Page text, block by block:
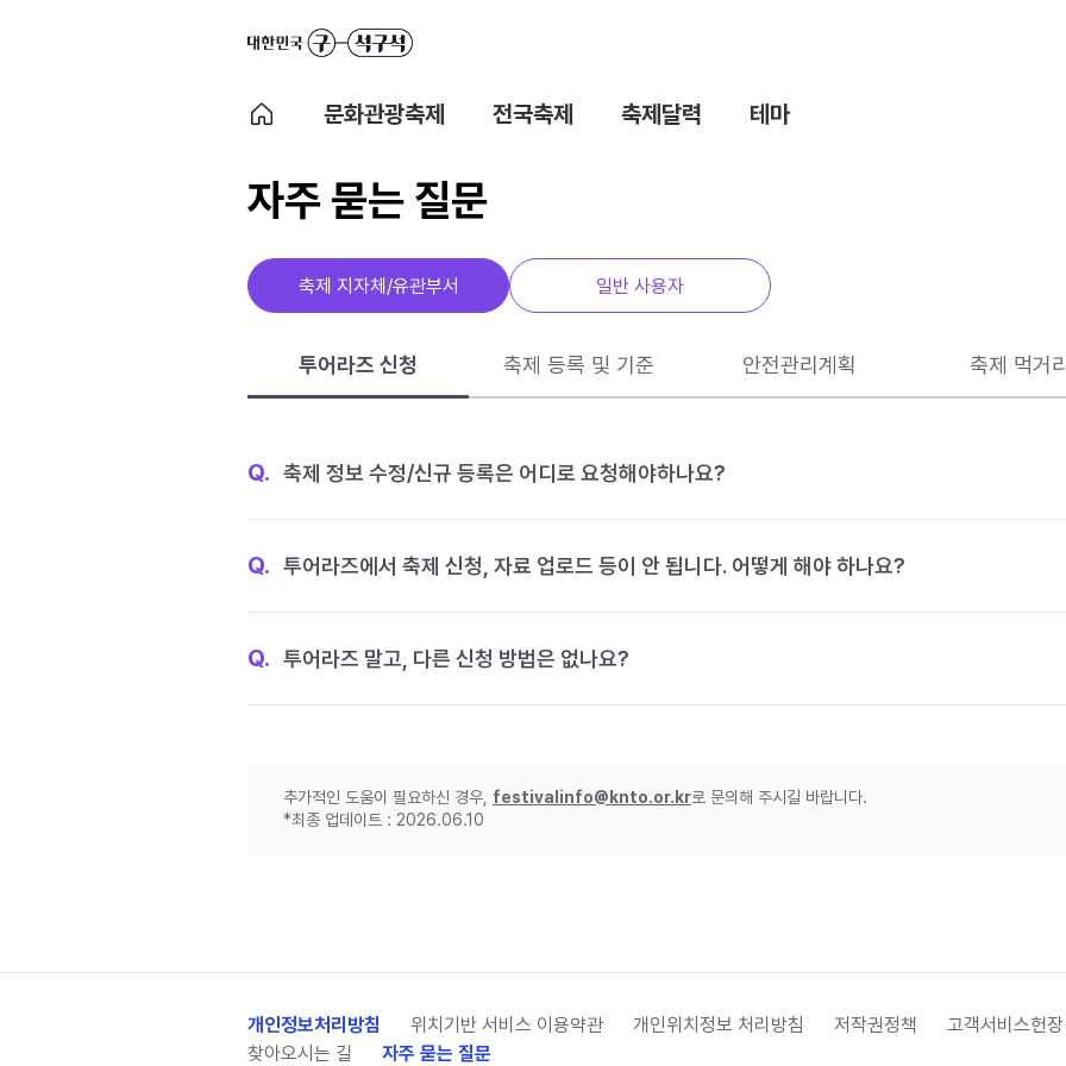
문화관광축제 전국축제 축제달력 테마
자주 묻는 질문
축제 지자체/유관부서 일반 사용자
투어라즈 신청 축제 등록 및 기준 안전관리계획 축제 먹거리
Q. 축제 정보 수정/신규 등록은 어디로 요청해야하나요?
Q. 투어라즈에서 축제 신청, 자료 업로드 등이 안 됩니다. 어떻게 해야 하나요?
Q. 투어라즈 말고, 다른 신청 방법은 없나요?
추가적인 도움이 필요하신 경우, festivalinfo@knto.or.kr로 문의해 주시길 바랍니다.
*최종 업데이트 : 2026.06.10
개인정보처리방침 위치기반 서비스 이용약관 개인위치정보 처리방침 저작권정책 고객서비스헌장
찾아오시는 길
자주 묻는 질문